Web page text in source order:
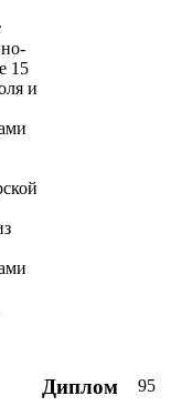
15
и
Диплом 95